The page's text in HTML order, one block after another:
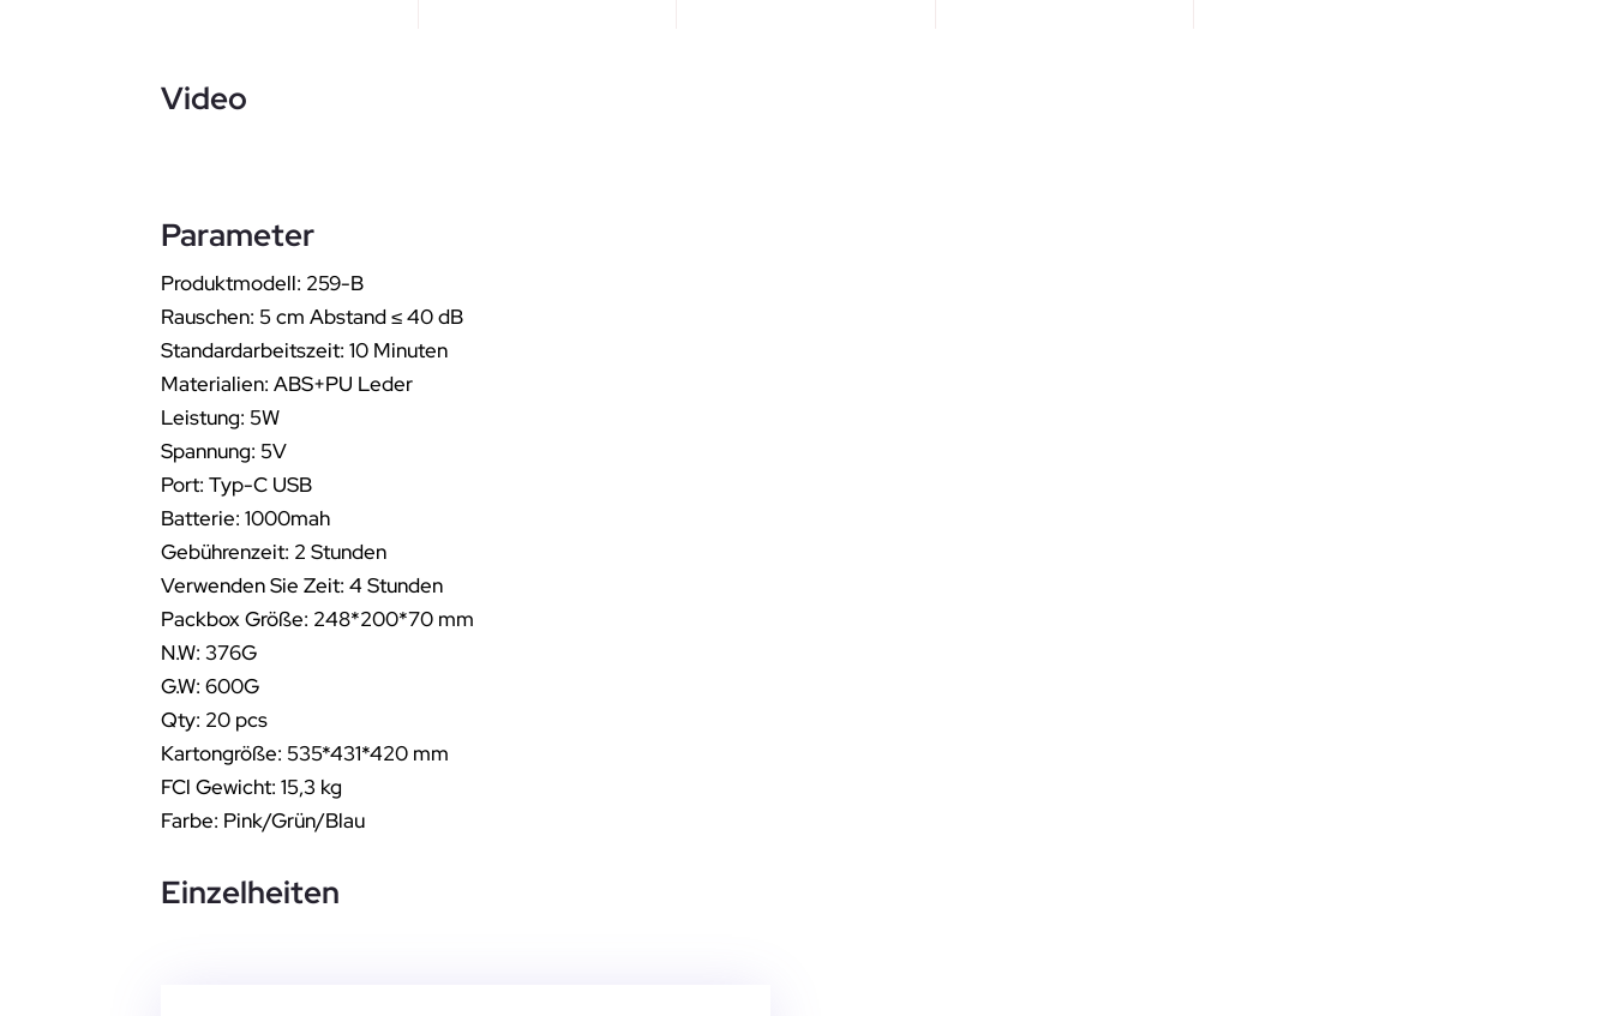
Video
Parameter
Produktmodell: 259-B
Rauschen: 5 cm Abstand ≤ 40 dB
Standardarbeitszeit: 10 Minuten
Materialien: ABS+PU Leder
Leistung: 5W
Spannung: 5V
Port: Typ-C USB
Batterie: 1000mah
Gebührenzeit: 2 Stunden
Verwenden Sie Zeit: 4 Stunden
Packbox Größe: 248*200*70 mm
N.W: 376G
G.W: 600G
Qty: 20 pcs
Kartongröße: 535*431*420 mm
FCl Gewicht: 15,3 kg
Farbe: Pink/Grün/Blau
Einzelheiten